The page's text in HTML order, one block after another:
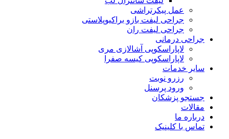
عمل پیکرتراشی
جراحی لیفت بازو براکیوپلاستی
جراحی لیفت ران
جراحی درمانی
لاپاراسکوپی آشالازی مری
لاپاراسکوپی کیسه صفرا
سایر خدمات
رزرو نوبت
ورود پرسنل
جستجو پزشکان
مقالات
درباره ما
تماس با کلینیک